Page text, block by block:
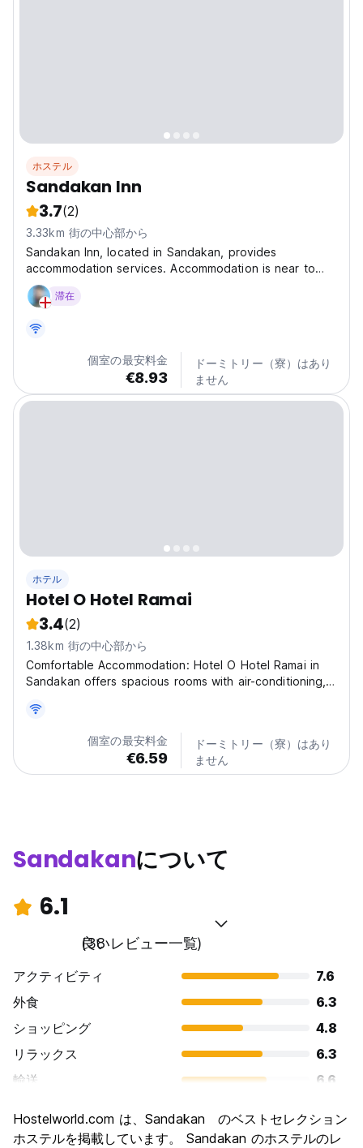
ホステル
Sandakan Inn
3.7(2)
3.33km 街の中心部から
Sandakan Inn, located in Sandakan, provides
accommodation services. Accommodation is near to
Sandakan Bus Terminal, just a 15 minutes walk. This
property features amenities such as room service, a
access....
滞在
個室の最安料金
€8.93
ドーミトリー（寮）はあり
ません
ホテル
Hotel O Hotel Ramai
3.4(2)
1.38km 街の中心部から
Comfortable Accommodation: Hotel O Hotel Ramai in
Sandakan offers spacious rooms with air-conditioning,
the room size and comfort, ensuring a pleasant stay.
Essential Facilities: The hotel provides free WiFi,...
個室の最安料金
€6.59
ドーミトリー（寮）はあり
ません
Sandakanについて
6.1
良い
(38 レビュー一覧)
アクティビティ
7.6
外食
6.3
ショッピング
4.8
リラックス
6.3
輸送
6.6
文化
6.2
Hostelworld.com は、Sandakan のベストセレクション
ホステルを掲載しています。 Sandakan のホステルのレ